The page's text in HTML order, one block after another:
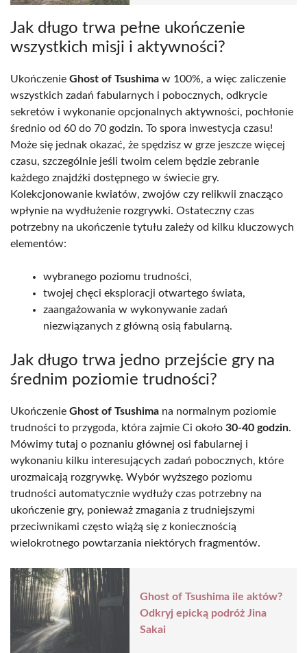
Jak długo trwa pełne ukończenie
wszystkich misji i aktywności?
Ukończenie Ghost of Tsushima w 100%, a więc zaliczenie
wszystkich zadań fabularnych i pobocznych, odkrycie
sekretów i wykonanie opcjonalnych aktywności, pochłonie
średnio od 60 do 70 godzin. To spora inwestycja czasu!
Może się jednak okazać, że spędzisz w grze jeszcze więcej
czasu, szczególnie jeśli twoim celem będzie zebranie
każdego znajdźki dostępnego w świecie gry.
Kolekcjonowanie kwiatów, zwojów czy relikwii znacząco
wpłynie na wydłużenie rozgrywki. Ostateczny czas
potrzebny na ukończenie tytułu zależy od kilku kluczowych
elementów:
wybranego poziomu trudności,
twojej chęci eksploracji otwartego świata,
zaangażowania w wykonywanie zadań
niezwiązanych z główną osią fabularną.
Jak długo trwa jedno przejście gry na
średnim poziomie trudności?
Ukończenie Ghost of Tsushima na normalnym poziomie
trudności to przygoda, która zajmie Ci około 30-40 godzin.
Mówimy tutaj o poznaniu głównej osi fabularnej i
wykonaniu kilku interesujących zadań pobocznych, które
urozmaicają rozgrywkę. Wybór wyższego poziomu
trudności automatycznie wydłuży czas potrzebny na
ukończenie gry, ponieważ zmagania z trudniejszymi
przeciwnikami często wiążą się z koniecznością
wielokrotnego powtarzania niektórych fragmentów.
Ghost of Tsushima ile aktów?
Odkryj epicką podróż Jina
Sakai